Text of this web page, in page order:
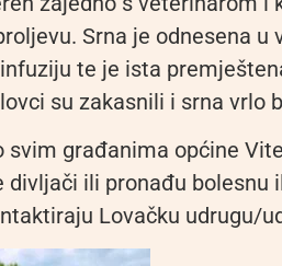
Srna je odnesena
te je ista
su zakasnili i srna vrlo
svim građanima općine
divljači ili pronađu bolesnu
Lovačku udrugu/